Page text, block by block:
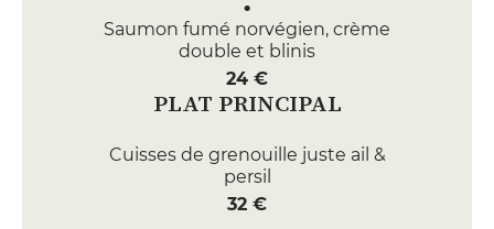
Saumon fumé norvégien, crème
double et blinis
24 €
PLAT PRINCIPAL
Cuisses de grenouille juste ail &
persil
32 €